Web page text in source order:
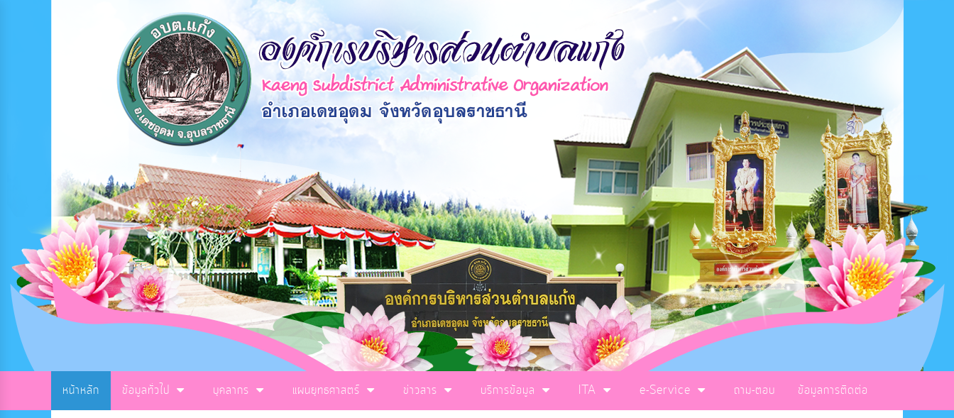
หน้าหลัก ข้อมูลทั่วไป บุคลากร แผนยุทธศาสตร์ ข่าวสาร บริการข้อมูล ITA e-Service ถาม-ตอบ ข้อมูลการติดต่อ